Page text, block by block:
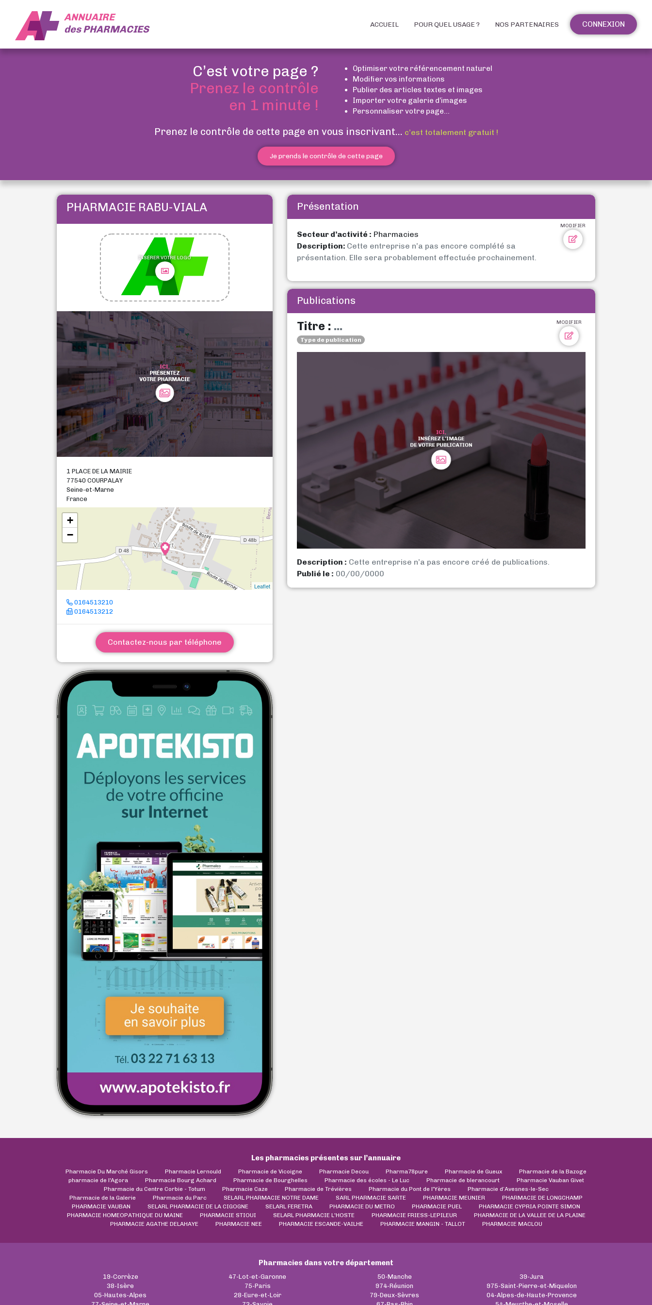
ANNUAIRE
desPHARMACIES ACCUEIL POUR QUEL USAGE ? NOS PARTENAIRES CONNEXION
C’est votre page ?
Prenez le contrôle
en 1 minute !
Optimiser votre référencement naturel
Modifier vos informations
Publier des articles textes et images
Importer votre galerie d’images
Personnaliser votre page...
Prenez le contrôle de cette page en vous inscrivant... c’est totalement gratuit !
Je prends le contrôle de cette page
PHARMACIE RABU-VIALA
INSÉRER VOTRE LOGO
1 PLACE DE LA MAIRIE
77540 COURPALAY
Seine-et-Marne
France
+
−
Leaflet
0164513210
0164513212
Contactez-nous par téléphone
Présentation
MODIFIER
Secteur d’activité : Pharmacies
Description: Cette entreprise n’a pas encore complété sa
présentation. Elle sera probablement effectuée prochainement.
Publications
MODIFIER
Titre : ...
Type de publication
Description : Cette entreprise n’a pas encore créé de publications.
Publié le : 00/00/0000
Les pharmacies présentes sur l’annuaire
Pharmacie Du Marché Gisors Pharmacie Lernould Pharmacie de Vicoigne Pharmacie Decou Pharma78pure Pharmacie de Gueux
Pharmacie de la Bazoge
pharmacie de l'Agora
Pharmacie Bourg Achard Pharmacie de Bourghelles Pharmacie des écoles - Le Luc Pharmacie de blerancourt
Pharmacie Vauban Givet
Pharmacie du Centre Corbie - Totum
Pharmacie Caze Pharmacie de Trévières Pharmacie du Pont de l'Yères
Pharmacie d’Avesnes-le-Sec
Pharmacie de la Galerie
Pharmacie du Parc SELARL PHARMACIE NOTRE DAME SARL PHARMACIE SARTE PHARMACIE MEUNIER
PHARMACIE DE LONGCHAMP
PHARMACIE VAUBAN
SELARL PHARMACIE DE LA CIGOGNE SELARL FERETRA PHARMACIE DU METRO PHARMACIE PUEL
PHARMACIE CYPRIA POINTE SIMON
PHARMACIE HOMEOPATHIQUE DU MAINE
PHARMACIE STIOUI SELARL PHARMACIE L'HOSTE PHARMACIE FRIESS-LEPILEUR
PHARMACIE DE LA VALLEE DE LA PLAINE
PHARMACIE AGATHE DELAHAYE
PHARMACIE NEE PHARMACIE ESCANDE-VAILHE PHARMACIE MANGIN - TALLOT PHARMACIE MACLOU
Pharmacies dans votre département
19-Corrèze
38-Isère
05-Hautes-Alpes
47-Lot-et-Garonne
75-Paris
28-Eure-et-Loir
50-Manche
974-Réunion
79-Deux-Sèvres
39-Jura
975-Saint-Pierre-et-Miquelon
04-Alpes-de-Haute-Provence